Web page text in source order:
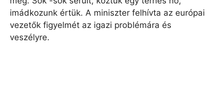
imádkozunk értük. A miniszter felhívta az európai
vezetők figyelmét az igazi problémára és
veszélyre.